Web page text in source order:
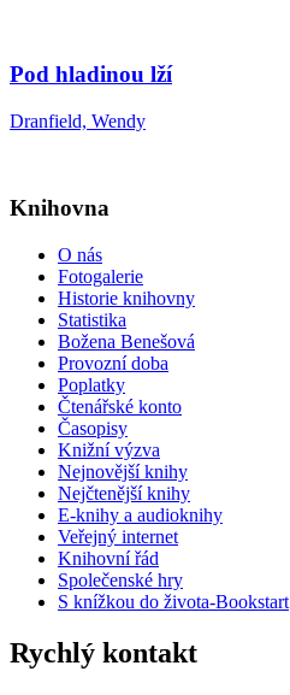
Pod hladinou lží
Dranfield, Wendy
Knihovna
O nás
Fotogalerie
Historie knihovny
Statistika
Božena Benešová
Provozní doba
Poplatky
Čtenářské konto
Časopisy
Knižní výzva
Nejnovější knihy
Nejčtenější knihy
E-knihy a audioknihy
Veřejný internet
Knihovní řád
Společenské hry
S knížkou do života-Bookstart
Rychlý kontakt